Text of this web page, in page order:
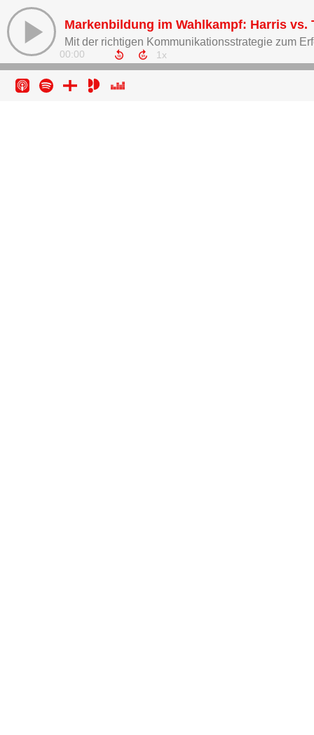
Mit der richtigen Kommunikationsstrategie zum
00:00